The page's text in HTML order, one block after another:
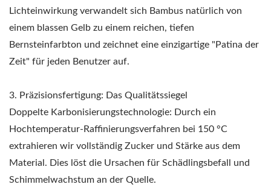
Lichteinwirkung verwandelt sich Bambus natürlich von
einem blassen Gelb zu einem reichen, tiefen
Bernsteinfarbton und zeichnet eine einzigartige "Patina der
Zeit" für jeden Benutzer auf.
3. Präzisionsfertigung: Das Qualitätssiegel
Doppelte Karbonisierungstechnologie: Durch ein
Hochtemperatur-Raffinierungsverfahren bei 150 °C
extrahieren wir vollständig Zucker und Stärke aus dem
Material. Dies löst die Ursachen für Schädlingsbefall und
Schimmelwachstum an der Quelle.